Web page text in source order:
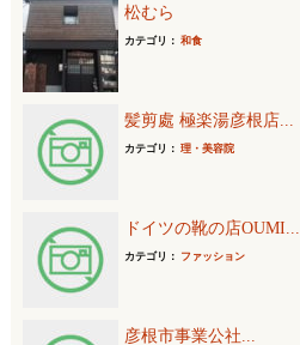
松むら
カテゴリ： 和食
髪剪處 極楽湯彦根店...
カテゴリ： 理・美容院
ドイツの靴の店OUMI...
カテゴリ： ファッション
彦根市事業公社...